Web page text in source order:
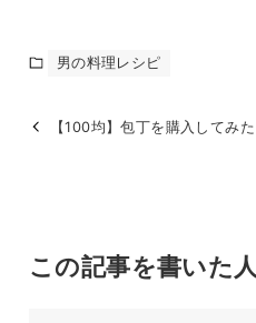
男の料理レシピ
【100均】包丁を購入してみた
この記事を書いた人